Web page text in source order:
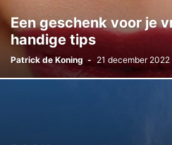
Een geschenk voor je
handige tips
Patrick de Koning - 21 december 2022